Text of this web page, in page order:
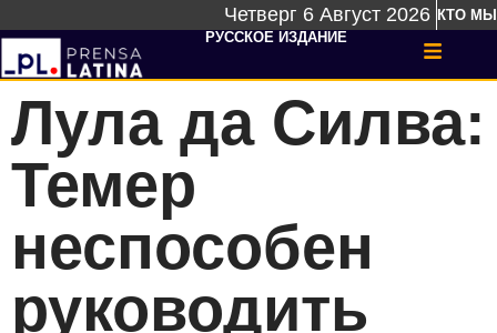
Четверг 6 Август 2026 КТО МЫ
РУССКОЕ ИЗДАНИЕ
Лула да Силва:
Темер
неспособен
руководить